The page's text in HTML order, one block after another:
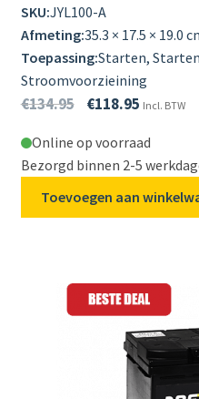
SKU:JYL100-A
Afmeting:35.3 × 17.5 × 19.0
Toepassing:Starten,
Stroomvoorzieining
€134.95 €118.95 Incl. BTW
Online op voorraad
Bezorgd binnen 2-5
Toevoegen aan